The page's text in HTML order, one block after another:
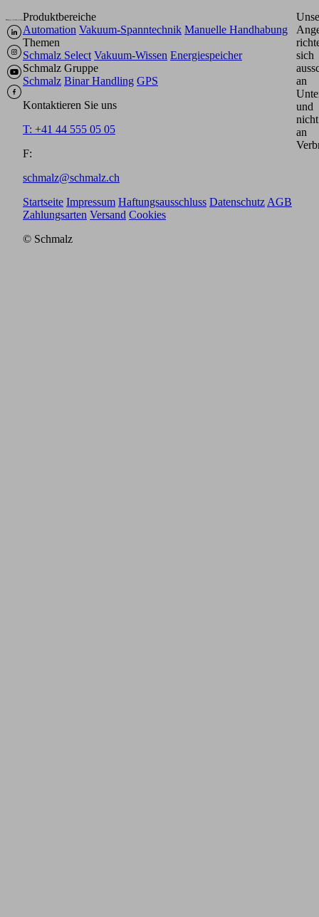
Produktbereiche
Automation Vakuum-Spanntechnik Manuelle Handhabung
Themen
Schmalz Select Vakuum-Wissen Energiespeicher
Schmalz Gruppe
Schmalz Binar Handling GPS
Kontaktieren Sie uns
T: +41 44 555 05 05
F:
schmalz@schmalz.ch
sich
an
und
nicht
an
Startseite Impressum Haftungsausschluss Datenschutz AGB
Zahlungsarten Versand Cookies
© Schmalz